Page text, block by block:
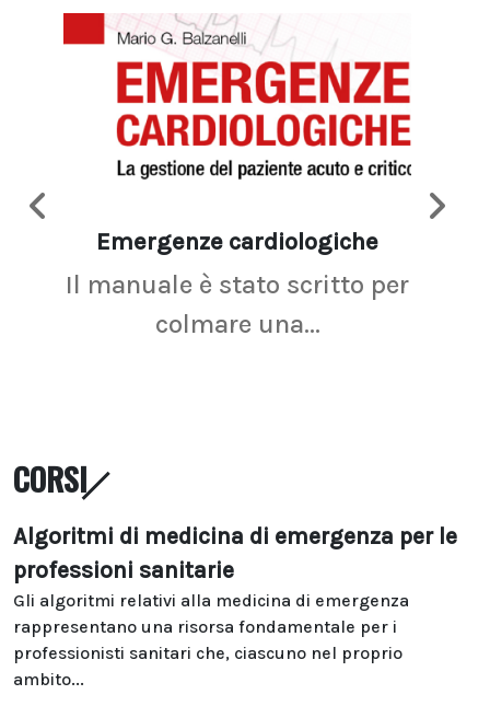
Emergenze cardiologiche
Il manuale è stato scritto per
colmare una...
CORSI
Algoritmi di medicina di emergenza per le
professioni sanitarie
Gli algoritmi relativi alla medicina di emergenza
rappresentano una risorsa fondamentale per i
professionisti sanitari che, ciascuno nel proprio
ambito...